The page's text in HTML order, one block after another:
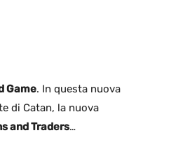
Game. In questa nuova
di Catan, la nuova
and Traders…